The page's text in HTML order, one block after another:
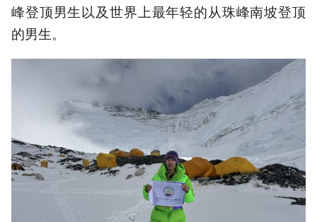
峰登顶男生以及世界上最年轻的从珠峰南坡登顶
的男生。